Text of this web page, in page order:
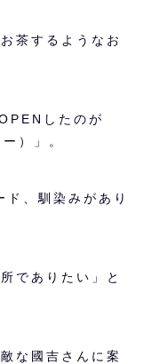
茶するようなお
したのが
）」。
、馴染みがあり
でありたい」と
な國吉さんに案